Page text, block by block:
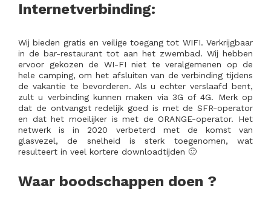
Internetverbinding:
Wij bieden gratis en veilige toegang tot WIFI. Verkrijgbaar
in de bar-restaurant tot aan het zwembad. Wij hebben
ervoor gekozen de WI-FI niet te veralgemenen op de
hele camping, om het afsluiten van de verbinding tijdens
de vakantie te bevorderen. Als u echter verslaafd bent,
zult u verbinding kunnen maken via 3G of 4G. Merk op
dat de ontvangst redelijk goed is met de SFR-operator
en dat het moeilijker is met de ORANGE-operator. Het
netwerk is in 2020 verbeterd met de komst van
glasvezel, de snelheid is sterk toegenomen, wat
resulteert in veel kortere downloadtijden 🙂
Waar boodschappen doen ?